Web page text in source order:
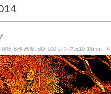
出:8秒 感度:ISO-100 レンズ:E10-18mm F4